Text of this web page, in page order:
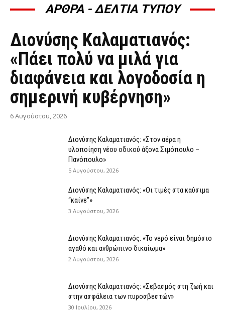
ΑΡΘΡΑ - ΔΕΛΤΙΑ ΤΥΠΟΥ
ΆΡΘΡΑ - ΔΕΛΤΊΑ ΤΎΠΟΥ
Διονύσης Καλαματιανός:
«Πάει πολύ να μιλά για
διαφάνεια και λογοδοσία η
σημερινή κυβέρνηση»
6 Αυγούστου, 2026
Διονύσης Καλαματιανός: «Στον αέρα η
υλοποίηση νέου οδικού άξονα Σιμόπουλο –
Πανόπουλο»
5 Αυγούστου, 2026
Διονύσης Καλαματιανός: «Οι τιμές στα καύσιμα
“καίνε”»
3 Αυγούστου, 2026
Διονύσης Καλαματιανός: «Το νερό είναι δημόσιο
αγαθό και ανθρώπινο δικαίωμα»
2 Αυγούστου, 2026
Διονύσης Καλαματιανός: «Σεβασμός στη ζωή και
στην ασφάλεια των πυροσβεστών»
30 Ιουλίου, 2026